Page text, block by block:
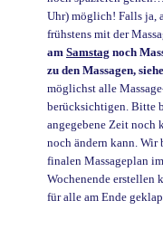
Uhr) möglich! Falls ja,
frühstens mit der
am Samstag noch
zu den Massagen,
möglichst alle
berücksichtigen. Bitte
angegebene Zeit noch
noch ändern kann. Wir
finalen Massageplan
Wochenende erstellen
für alle am Ende